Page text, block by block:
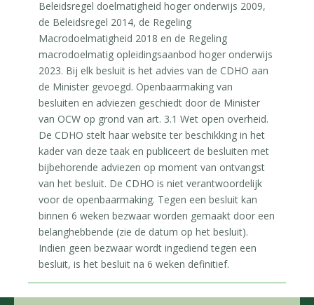
Beleidsregel doelmatigheid hoger onderwijs 2009,
de Beleidsregel 2014, de Regeling
Macrodoelmatigheid 2018 en de Regeling
macrodoelmatig opleidingsaanbod hoger onderwijs
2023. Bij elk besluit is het advies van de CDHO aan
de Minister gevoegd. Openbaarmaking van
besluiten en adviezen geschiedt door de Minister
van OCW op grond van art. 3.1 Wet open overheid.
De CDHO stelt haar website ter beschikking in het
kader van deze taak en publiceert de besluiten met
bijbehorende adviezen op moment van ontvangst
van het besluit. De CDHO is niet verantwoordelijk
voor de openbaarmaking. Tegen een besluit kan
binnen 6 weken bezwaar worden gemaakt door een
belanghebbende (zie de datum op het besluit).
Indien geen bezwaar wordt ingediend tegen een
besluit, is het besluit na 6 weken definitief.